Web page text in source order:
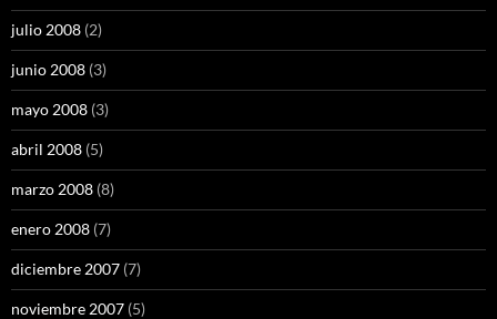
julio 2008 (2)
junio 2008 (3)
mayo 2008 (3)
abril 2008 (5)
marzo 2008 (8)
enero 2008 (7)
diciembre 2007 (7)
noviembre 2007 (5)